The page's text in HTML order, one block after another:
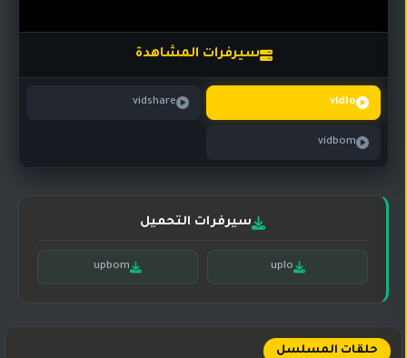
مسلسلات
مسلسلات
تركي
مسلسلات
سيرفرات المشاهدة
vidlo
vidshare
vidbom
سيرفرات التحميل
uplo
upbom
حلقات المسلسل